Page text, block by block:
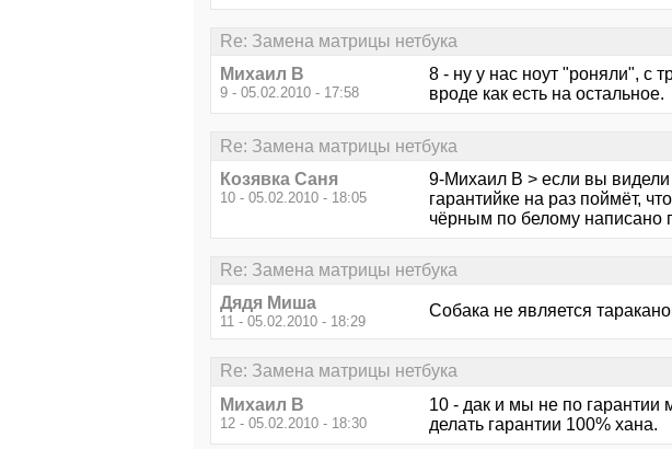
Re: Замена матрицы нетбука
Михаил В
9 - 05.02.2010 - 17:58
8 - ну у нас ноут "роняли", с
вроде как есть на остальное.
Re: Замена матрицы нетбука
Козявка Саня
10 - 05.02.2010 - 18:05
9-Михаил В > если вы
гарантийке на раз поймёт,
чёрным по белому написано
Re: Замена матрицы нетбука
Дядя Миша
11 - 05.02.2010 - 18:29
Собака не является
Re: Замена матрицы нетбука
Михаил В
12 - 05.02.2010 - 18:30
10 - дак и мы не по гарантии
делать гарантии 100% хана.